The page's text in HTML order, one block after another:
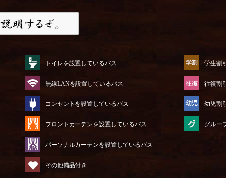
トイレを設置しているバス
無線LANを設置しているバス
コンセントを設置しているバス
フロントカーテンを設置しているバス
パーソナルカーテンを設置しているバス
その他備品付き
学生割
往復割
幼児割
グルー